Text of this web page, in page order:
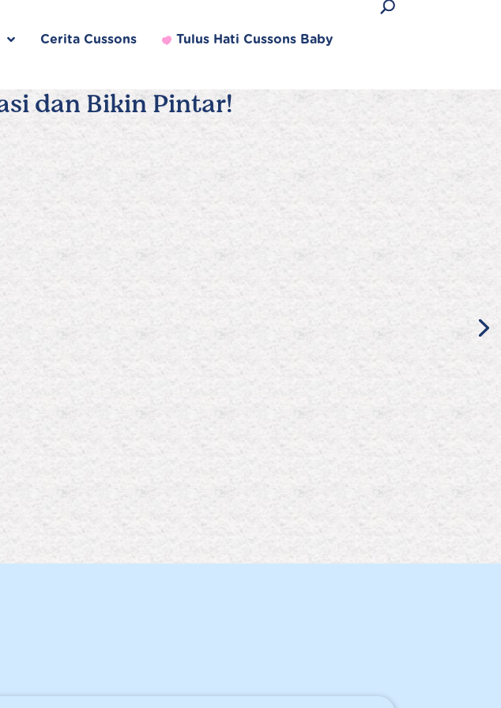
Produk Terlaris
Cerita Cussons Tulus Hati Cussons Baby
dan Bikin Pintar!